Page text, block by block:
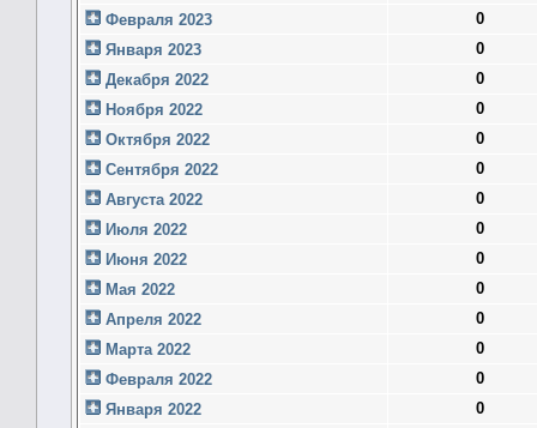
Февраля 2023
0
Января 2023
0
Декабря 2022
0
Ноября 2022
0
Октября 2022
0
Сентября 2022
0
Августа 2022
0
Июля 2022
0
Июня 2022
0
Мая 2022
0
Апреля 2022
0
Марта 2022
0
Февраля 2022
0
Января 2022
0